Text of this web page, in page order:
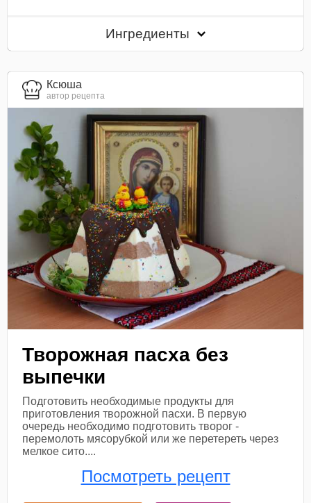
Ингредиенты
Ксюша
автор рецепта
Творожная пасха без
выпечки
Подготовить необходимые продукты для
приготовления творожной пасхи. В первую
очередь необходимо подготовить творог -
перемолоть мясорубкой или же перетереть через
мелкое сито....
Посмотреть рецепт